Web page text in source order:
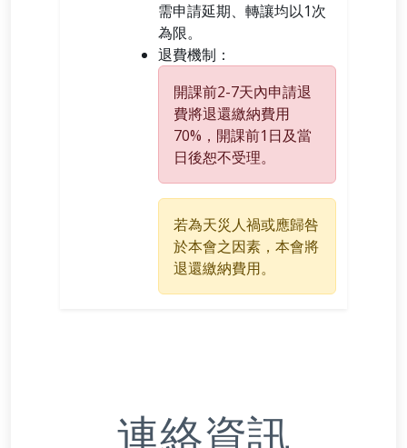
需申請延期、轉讓均以1次
為限。
退費機制：
開課前2-7天內申請退
費將退還繳納費用
70%，開課前1日及當
日後恕不受理。
若為天災人禍或應歸咎
於本會之因素，本會將
退還繳納費用。
連絡資訊